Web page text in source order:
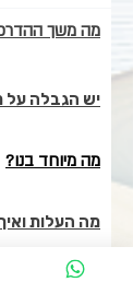
מה משך
יש הגבלה
מה מיוחד בנו?
מה העלות